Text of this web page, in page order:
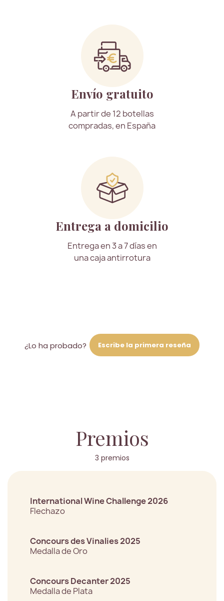
Envío gratuito
A partir de 12 botellas
compradas, en España
Entrega a domicilio
Entrega en 3 a 7 días en
una caja antirrotura
¿Lo ha probado? Escribe la primera reseña
Premios
3 premios
International Wine Challenge 2026
Flechazo
Concours des Vinalies 2025
Medalla de Oro
Concours Decanter 2025
Medalla de Plata